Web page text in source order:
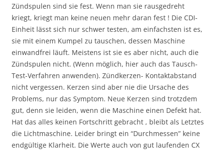
Zündspulen sind sie fest. Wenn man sie rausgedreht
kriegt, kriegt man keine neuen mehr daran fest ! Die CDI-
Einheit lässt sich nur schwer testen, am einfachsten ist es,
sie mit einem Kumpel zu tauschen, dessen Maschine
einwandfrei läuft. Meistens ist sie es aber nicht, auch die
Zündspulen nicht. (Wenn möglich, hier auch das Tausch-
Test-Verfahren anwenden). Zündkerzen- Kontaktabstand
nicht vergessen. Kerzen sind aber nie die Ursache des
Problems, nur das Symptom. Neue Kerzen sind trotzdem
gut, denn sie leiden, wenn die Maschine einen Defekt hat.
Hat das alles keinen Fortschritt gebracht , bleibt als Letztes
die Lichtmaschine. Leider bringt ein “Durchmessen” keine
endgültige Klarheit. Die Werte auch von gut laufenden CX